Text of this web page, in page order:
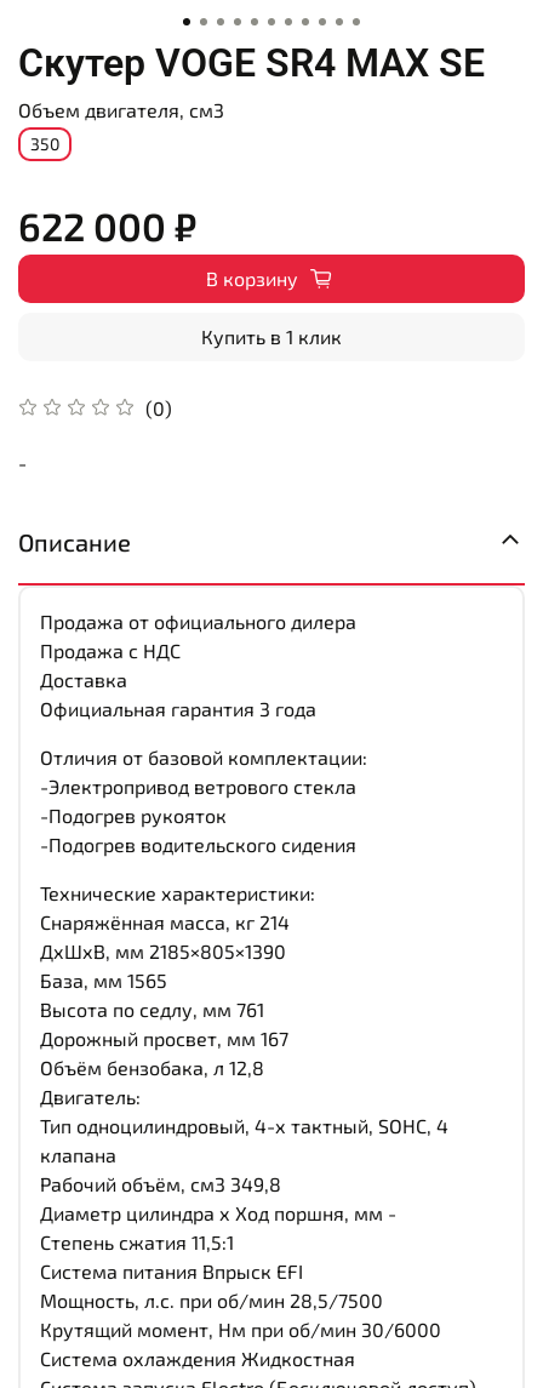
Скутер VOGE SR4 MAX SE
(0)
Объем двигателя, см3
350
622 000 ₽
В корзину
Купить в 1 клик
-
Описание
Продажа от официального дилера
Продажа с НДС
Доставка
Официальная гарантия 3 года
Отличия от базовой комплектации:
-Электропривод ветрового стекла
-Подогрев рукояток
-Подогрев водительского сидения
Технические характеристики:
Снаряжённая масса, кг 214
ДхШхВ, мм 2185×805×1390
База, мм 1565
Высота по седлу, мм 761
Дорожный просвет, мм 167
Объём бензобака, л 12,8
Двигатель:
Тип одноцилиндровый, 4-х тактный, SOHC, 4
клапана
Рабочий объём, см3 349,8
Диаметр цилиндра х Ход поршня, мм -
Степень сжатия 11,5:1
Система питания Впрыск EFI
Мощность, л.с. при об/мин 28,5/7500
Крутящий момент, Нм при об/мин 30/6000
Система охлаждения Жидкостная